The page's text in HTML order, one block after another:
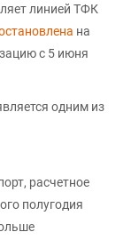
линией ТФК
на
с 5 июня
одним из
расчетное
полугодия